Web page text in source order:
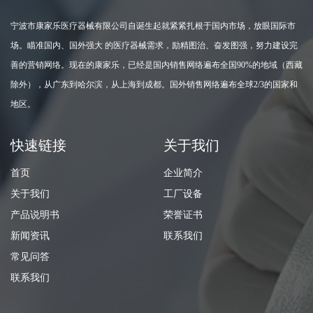
宁波市康家乐医疗器械有限公司自诞生起就紧紧扎根于国内市场，放眼国际市
场。瞄准国内、国外强大 的医疗器械需求，励精图治、奋发图强，努力建设完
善的营销网络。现在的康家乐，已经是国内销售网络遍布全国90%的地域（西藏
除外），从广东到哈尔滨，从上海到成都。国外销售网络遍布全球2/3的国家和
地区。
快速链接
首页
关于我们
产品说明书
新闻资讯
常见问答
联系我们
关于我们
企业简介
工厂设备
荣誉证书
联系我们